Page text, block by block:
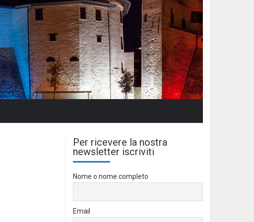
Per ricevere la nostra
newsletter iscriviti
Nome o nome completo
Email